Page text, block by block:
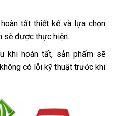
tất thiết kế và lựa chọn
sẽ được thực hiện.
khi hoàn tất, sản phẩm sẽ
có lỗi kỹ thuật trước khi